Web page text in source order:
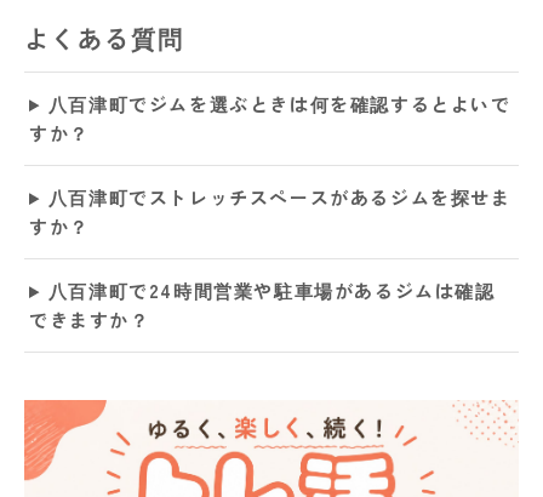
よくある質問
八百津町でジムを選ぶときは何を確認するとよいで
すか？
八百津町でストレッチスペースがあるジムを探せま
すか？
八百津町で24時間営業や駐車場があるジムは確認
できますか？